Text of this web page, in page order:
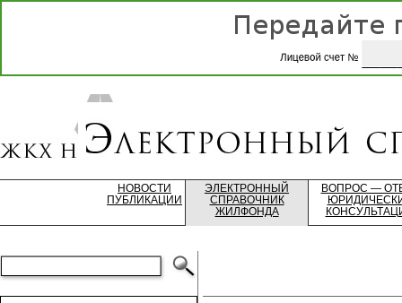
НОВОСТИ
ПУБЛИКАЦИИ
ЭЛЕКТРОННЫЙ
СПРАВОЧНИК
ЖИЛФОНДА
ВОПРОС —